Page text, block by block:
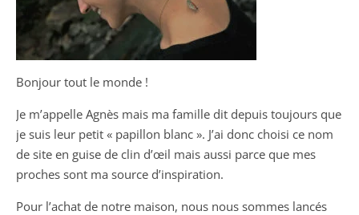
Bonjour tout le monde !
Je m’appelle Agnès mais ma famille dit depuis toujours que
je suis leur petit « papillon blanc ». J’ai donc choisi ce nom
de site en guise de clin d’œil mais aussi parce que mes
proches sont ma source d’inspiration.
Pour l’achat de notre maison, nous nous sommes lancés